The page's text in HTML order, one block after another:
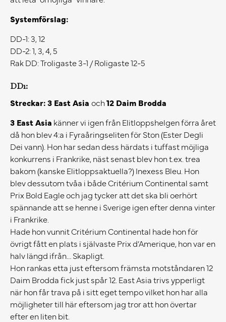
Systemförslag:
DD-1: 3, 12
DD-2: 1, 3, 4, 5
Rak DD: Troligaste 3-1 / Roligaste 12-5
DD1:
Streckar:3 East Asia och12 Daim Brodda
3 East Asia känner vi igen från Elitloppshelgen förra året
då hon blev 4:a i Fyraåringseliten för Ston (Ester Degli
Dei vann). Hon har sedan dess härdats i tuffast möjliga
konkurrens i Frankrike, näst senast blev hon t.ex. trea
bakom (kanske Elitloppsaktuella?) Inexess Bleu. Hon
blev dessutom tvåa i både Critérium Continental samt
Prix Bold Eagle och jag tycker att det ska bli oerhört
spännande att se henne i Sverige igen efter denna vinter
i Frankrike.
Hade hon vunnit Critérium Continental hade hon för
övrigt fått en plats i självaste Prix d’Amerique, hon var en
halv längd ifrån… Skapligt.
Hon rankas etta just eftersom främsta motståndaren 12
Daim Brodda fick just spår 12. East Asia trivs ypperligt
när hon får trava på i sitt eget tempo vilket hon har alla
möjligheter till här eftersom jag tror att hon övertar
efter en liten bit.